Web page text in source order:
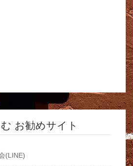
お勧めサイト
(LINE)